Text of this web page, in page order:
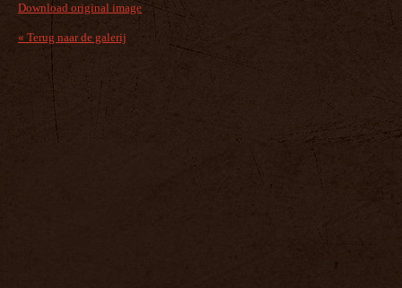
Download original image
« Terug naar de galerij